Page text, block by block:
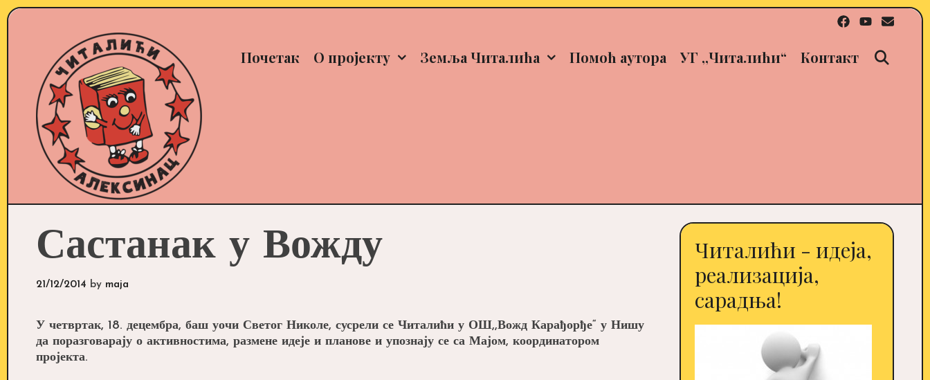
Skip
Почетак О пројекту Земља Читалића Помоћ аутора УГ ,,Читалићи“ Контакт
Састанак у Вожду
21/12/2014 by maja
У четвртак, 18. децембра, баш уочи Светог Николе, сусрели се Читалићи у ОШ,,Вожд Карађорђе“ у Нишу
да поразговарају о активностима, размене идеје и планове и упознају се са Мајом, координатором
пројекта.
Читалићи - идеја,
реализација,
сарадња!